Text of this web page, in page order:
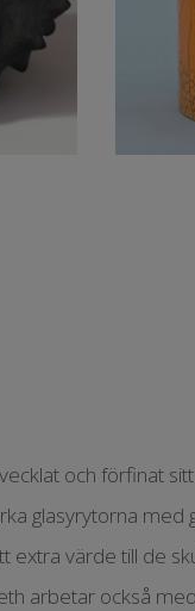
och förfinat
glasyrytorna
extra värde till de
arbetar också